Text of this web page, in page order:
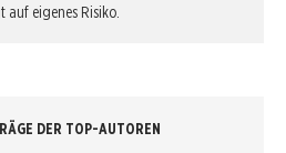
eigenes Risiko.
DER TOP-AUTOREN